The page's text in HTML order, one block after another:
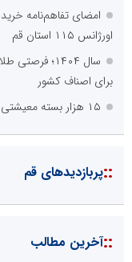
اورژانس ۱۱۵ استان قم
سال ۱۴۰۴؛
برای اصناف کشور
۱۵ هزار بسته معیشتی میان خانواده‌های نیازمند استان قم توزیع شد
::پربازدیدهای قم
::آخرین مطالب